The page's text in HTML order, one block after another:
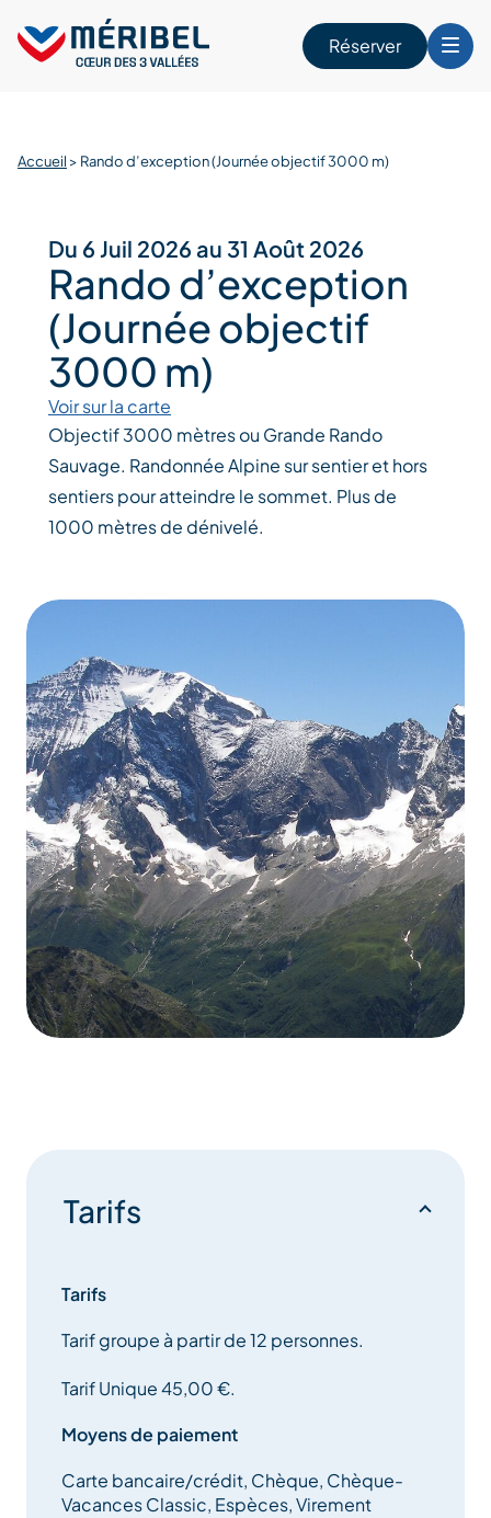
content
Réserver
Accueil > Rando d’exception (Journée objectif 3000 m)
Tarifs
Tarifs
Tarif groupe à partir de 12 personnes.
Tarif Unique 45,00 €.
Moyens de paiement
Carte bancaire/crédit, Chèque, Chèque-
Vacances Classic, Espèces, Virement
Du 6 Juil 2026 au 31 Août 2026
Rando d’exception
(Journée objectif
3000 m)
Voir sur la carte
Objectif 3000 mètres ou Grande Rando
Sauvage. Randonnée Alpine sur sentier et hors
sentiers pour atteindre le sommet. Plus de
1000 mètres de dénivelé.